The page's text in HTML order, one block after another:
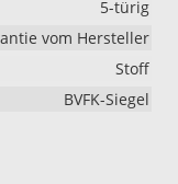
5-türig
vom Hersteller
Stoff
BVFK-Siegel